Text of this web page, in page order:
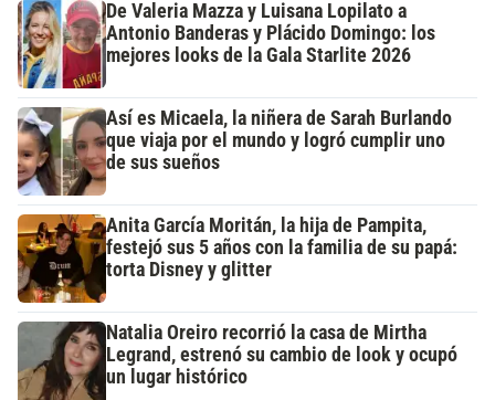
De Valeria Mazza y Luisana Lopilato a
Antonio Banderas y Plácido Domingo: los
mejores looks de la Gala Starlite 2026
Así es Micaela, la niñera de Sarah Burlando
que viaja por el mundo y logró cumplir uno
de sus sueños
Anita García Moritán, la hija de Pampita,
festejó sus 5 años con la familia de su papá:
torta Disney y glitter
Natalia Oreiro recorrió la casa de Mirtha
Legrand, estrenó su cambio de look y ocupó
un lugar histórico